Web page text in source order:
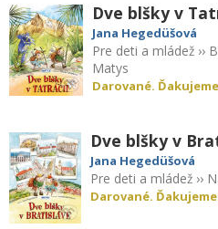
Dve blšky v
Jana Hegedüšová
Pre deti a mládež››
Matys
Darované.
Dve blšky v
Jana Hegedüšová
Pre deti a mládež››
Darované.